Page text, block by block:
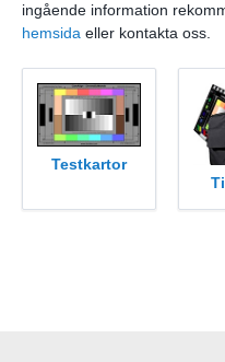
ingående information
hemsida eller kontakta oss.
Testkartor